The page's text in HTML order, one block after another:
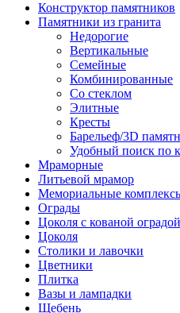
Конструктор памятников
Памятники из гранита
Недорогие
Вертикальные
Семейные
Комбинированные
Со стеклом
Элитные
Кресты
Барельеф/3D
Удобный поиск по
Мраморные
Литьевой мрамор
Мемориальные
Ограды
Цоколя с кованой оградой
Цоколя
Столики и лавочки
Цветники
Плитка
Вазы и лампадки
Щебень